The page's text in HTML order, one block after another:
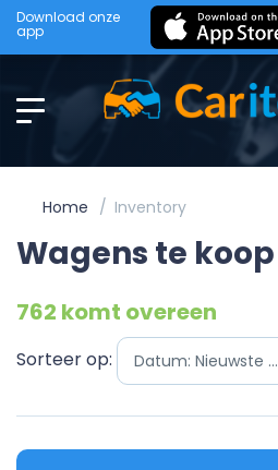
Download onze
app
Home Inventory
Wagens te koop
762 komt overeen
Sorteer op: Datum: Nieuwste eerst